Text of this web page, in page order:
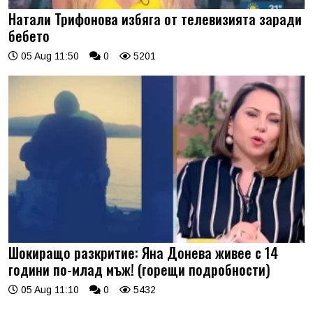
Натали Трифонова избяга от телевизията заради
бебето
05 Aug 11:50 0 5201
Шокиращо разкритие: Яна Донева живее с 14
години по-млад мъж! (горещи подробности)
05 Aug 11:10 0 5432